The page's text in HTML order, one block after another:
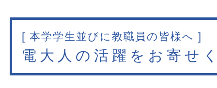
[ 本学学生並びに教職員の皆様へ ]
電大人の活躍をお寄せ